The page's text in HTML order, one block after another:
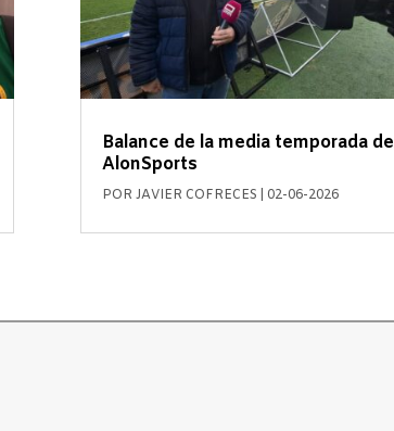
Balance de la media temporada de
AlonSports
POR JAVIER COFRECES 02-06-2026